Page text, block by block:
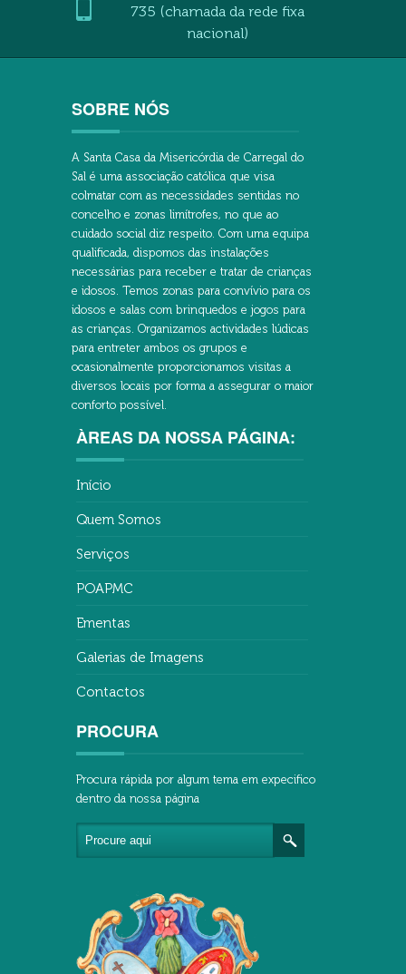
735 (chamada da rede fixa
nacional)
SOBRE NÓS
A Santa Casa da Misericórdia de Carregal do
Sal é uma associação católica que visa
colmatar com as necessidades sentidas no
concelho e zonas limítrofes, no que ao
cuidado social diz respeito. Com uma equipa
qualificada, dispomos das instalações
necessárias para receber e tratar de crianças
e idosos. Temos zonas para convívio para os
idosos e salas com brinquedos e jogos para
as crianças. Organizamos actividades lúdicas
para entreter ambos os grupos e
ocasionalmente proporcionamos visitas a
diversos locais por forma a assegurar o maior
conforto possível.
ÀREAS DA NOSSA PÁGINA:
Início
Quem Somos
Serviços
POAPMC
Ementas
Galerias de Imagens
Contactos
PROCURA
Procura rápida por algum tema em expecifico
dentro da nossa página